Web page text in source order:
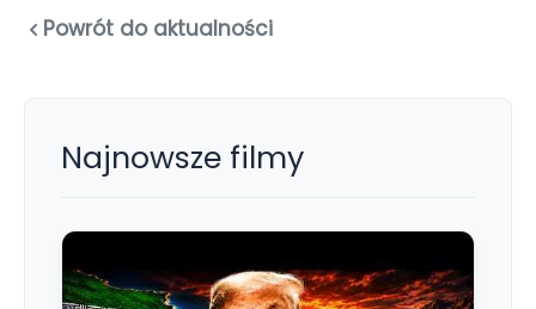
Powrót do aktualności
Najnowsze filmy